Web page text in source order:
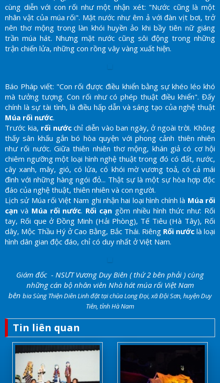
cùng diễn với con rối như một nhận xét: "Nước cũng là một
nhân vật của múa rối". Mặt nước như êm ả với đàn vịt bơi, trở
nên thơ mộng trong làn khói huyền ảo khi bầy tiên nữ giáng
trần múa hát. Nhưng mặt nước cũng sôi động trong những
trận chiến lửa, những con rồng vây vàng xuất hiện.
Báo Pháp viết: "Con rối được điều khiển bằng sự khéo léo khó
mà tưởng tượng. Con rối như có phép thuật điều khiển". Đấy
chính là sự tài tình, là điều hấp dẫn và sáng tạo của nghệ thuật
Múa rối nước.
Trước kia, rối nướcchỉ diễn vào ban ngày, ở ngoài trời. Không
thấy sân khấu gắn bó hòa quyện với phong cảnh thiên nhiên
như rối nước. Giữa thiên nhiên thơ mộng, khán giả có cơ hội
chiêm ngưỡng một loại hình nghệ thuật trong đó có đất, nước,
cây xanh, mây, gió, có lửa, có khói mờ vương toả, có cả mái
đình với những hàng ngói đỏ... Thật sự là một sự hòa hợp độc
đáo của nghệ thuật, thiên nhiên và con người.
Lịch sử Múa rối Việt Nam ghi nhận hai loại hình chính là Múa rối
cạn và Múa rối nước. Rối cạn gồm nhiều hình thức như: Rối
tay, Rối que ở Đồng Minh (Hải Phòng), Tế Tiêu (Hà Tây), Rối
dây, Mộc Thầu Hý ở Cao Bằng, Bắc Thái. Riêng Rối nước là loại
hình dân gian độc đáo, chỉ có duy nhất ở Việt Nam.
Giám đốc - NSƯT Vương Duy Biên ( thứ 2 bên phải ) cùng
những cán bộ nhân viên Nhà hát múa rối Việt Nam
bên bia Sùng Thiện Diên Linh đặt tại chùa Long Ðọi, xã Đội Sơn, huyện Duy
Tiên, tỉnh Hà Nam
Tin liên quan